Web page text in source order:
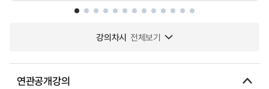
강의차시 전체보기
연관공개강의